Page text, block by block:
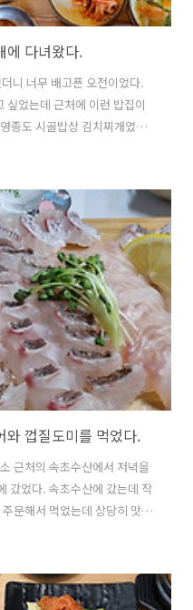
에 다녀왔다.
니 너무 배고픈 오전이었다.
싶었는데 근처에 이런 밥집이
종도 시골밥상 김치찌개였는
우리는 4인이 갔는데 김치찌
이었다. 쌈채소, 고추, 무생
물, 된장찌개, 제육볶음, 김치
호가 있을 수도 있는데 나의 경
껍질도미를 먹었다.
근처의 속초수산에서 저녁을
갔었다. 속초수산에 갔는데 작
문해서 먹었는데 상당히 맛있
있어서 좀 놀랐다. 이래서 사
왔다. 칼칼한 것이 상당히 맛
있었다. 떡사리도 같이 나와서